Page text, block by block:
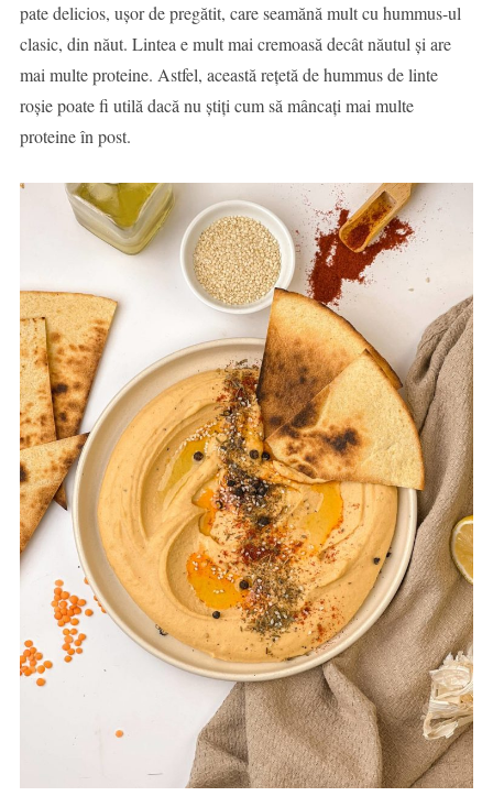
pate delicios, ușor de pregătit, care seamănă mult cu hummus-ul
clasic, din năut. Lintea e mult mai cremoasă decât năutul și are
mai multe proteine. Astfel, această rețetă de hummus de linte
roșie poate fi utilă dacă nu știți cum să mâncați mai multe
proteine în post.